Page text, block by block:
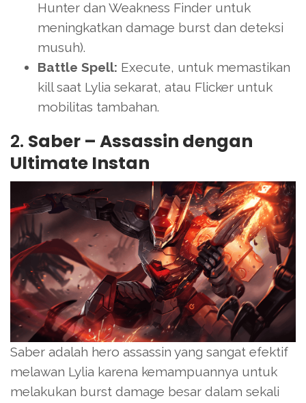
Hunter dan Weakness Finder untuk
meningkatkan damage burst dan deteksi
musuh).
Battle Spell: Execute, untuk memastikan
kill saat Lylia sekarat, atau Flicker untuk
mobilitas tambahan.
2. Saber – Assassin dengan
Ultimate Instan
Saber adalah hero assassin yang sangat efektif
melawan Lylia karena kemampuannya untuk
melakukan burst damage besar dalam sekali